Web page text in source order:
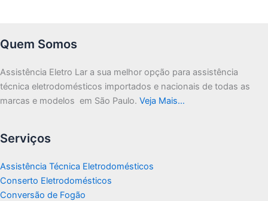
Quem Somos
Assistência Eletro Lar a sua melhor opção para assistência
técnica eletrodomésticos importados e nacionais de todas as
marcas e modelos em São Paulo. Veja Mais…
Serviços
Assistência Técnica Eletrodomésticos
Conserto Eletrodomésticos
Conversão de Fogão